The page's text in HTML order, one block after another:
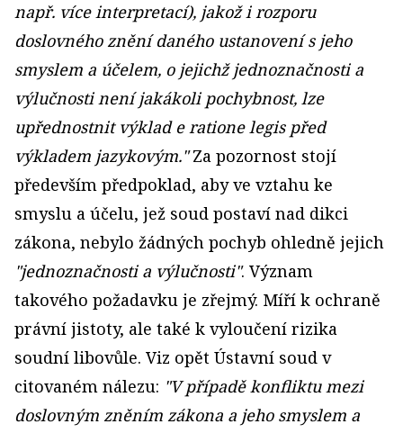
např. více interpretací), jakož i rozporu
doslovného znění daného ustanovení s jeho
smyslem a účelem, o jejichž jednoznačnosti a
výlučnosti není jakákoli pochybnost, lze
upřednostnit výklad e ratione legis před
výkladem jazykovým."Za pozornost stojí
především předpoklad, aby ve vztahu ke
smyslu a účelu, jež soud postaví nad dikci
zákona, nebylo žádných pochyb ohledně jejich
"jednoznačnosti a výlučnosti". Význam
takového požadavku je zřejmý. Míří k ochraně
právní jistoty, ale také k vyloučení rizika
soudní libovůle. Viz opět Ústavní soud v
citovaném nálezu: "V případě konfliktu mezi
doslovným zněním zákona a jeho smyslem a